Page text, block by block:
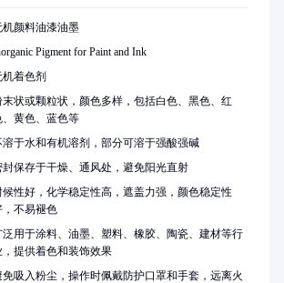
机颜料油漆油墨
Pigment for Paint and Ink
机着色剂
末状或颗粒状，颜色多样，包括白色、黑色、红
、黄色、蓝色等
溶于水和有机溶剂，部分可溶于强酸强碱
封保存于干燥、通风处，避免阳光直射
候性好，化学稳定性高，遮盖力强，颜色稳定性
，不易褪色
泛用于涂料、油墨、塑料、橡胶、陶瓷、建材等行
，提供着色和装饰效果
免吸入粉尘，操作时佩戴防护口罩和手套，远离火